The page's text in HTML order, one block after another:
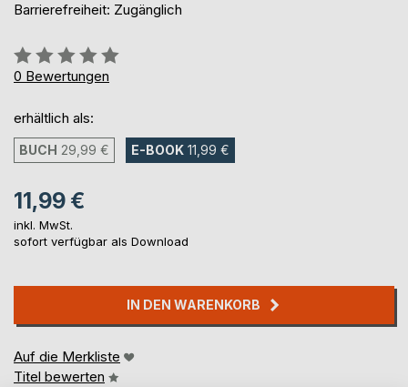
Barrierefreiheit: Zugänglich
Bewertung::
0%
0 Bewertungen
erhältlich als:
BUCH 29,99 € E-BOOK 11,99 €
11,99 €
inkl. MwSt.
sofort verfügbar als Download
IN DEN WARENKORB
Auf die Merkliste
Titel bewerten